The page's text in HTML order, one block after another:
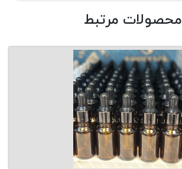
محصولات مرتبط